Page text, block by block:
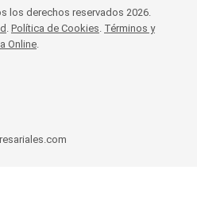
los derechos reservados 2026.
Política de Cookies Términos y
Online